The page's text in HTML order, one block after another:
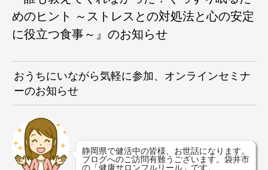
めのヒント ～ストレスとの対処法と心の安定
に役立つ食事～』のお知らせ
おうちにいながら気軽に参加、オンラインセミナ
ーのお知らせ
静岡県で健活中の皆様、お世話になります。
ブログへのご訪問有難うございます。袋井市
の「健康サロンフルリール」です。